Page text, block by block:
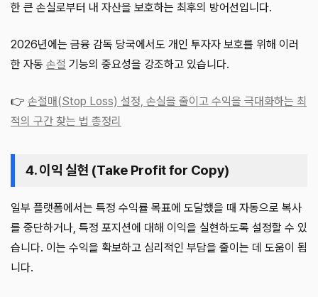
한 큰 손실로부터 내 자산을 보호하는 최후의 방어선입니다.
2026년에는 금융 감독 당국에서도 개인 투자자 보호를 위해 이러
한 자동 손절 기능의 중요성을 강조하고 있습니다.
👉 손절매(Stop Loss) 설정, 손실을 줄이고 수익을 극대화하는 최
적의 구간 찾는 법 총정리
4. 이익 실현 (Take Profit for Copy)
일부 플랫폼에서는 특정 수익률 목표에 도달했을 때 자동으로 복사
를 중단하거나, 특정 포지션에 대해 이익을 실현하도록 설정할 수 있
습니다. 이는 수익을 확보하고 심리적인 부담을 줄이는 데 도움이 됩
니다.